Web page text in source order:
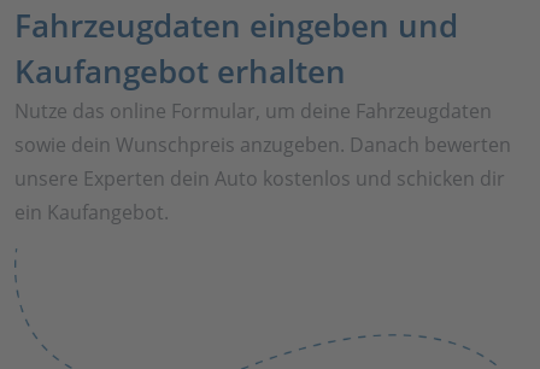
Fahrzeugdaten eingeben und
Kaufangebot erhalten
Nutze das online Formular, um deine Fahrzeugdaten
sowie dein Wunschpreis anzugeben. Danach bewerten
unsere Experten dein Auto kostenlos und schicken dir
ein Kaufangebot.